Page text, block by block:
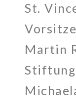
St.
Martin